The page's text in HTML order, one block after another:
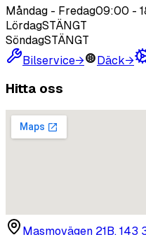
Måndag - Fredag09:00 -
LördagSTÄNGT
SöndagSTÄNGT
Bilservice→ Däck→
Hitta oss
Masmovägen 21B, 143